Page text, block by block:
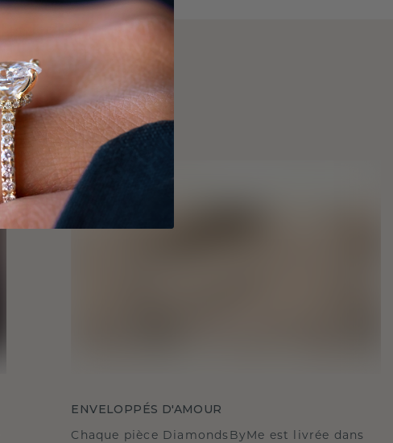
ENVELOPPÉS D'AMOUR
Chaque pièce DiamondsByMe est livrée dans